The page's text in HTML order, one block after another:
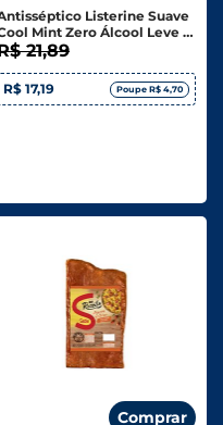
Listerine Suave
Mint Zero Álcool Leve +
- 500ml
21,89
R$ 17,19 Poupe R$ 4,70
Comprar